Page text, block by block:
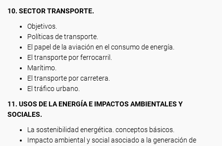
10. SECTOR TRANSPORTE.
Objetivos.
Políticas de transporte.
El papel de la aviación en el consumo de energía.
El transporte por ferrocarril.
Marítimo.
El transporte por carretera.
El tráfico urbano.
11. USOS DE LA ENERGÍA E IMPACTOS AMBIENTALES Y
SOCIALES.
La sostenibilidad energética. conceptos básicos.
Impacto ambiental y social asociado a la generación de